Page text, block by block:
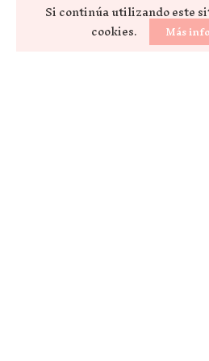
Si continúa utilizando este
cookies. Más